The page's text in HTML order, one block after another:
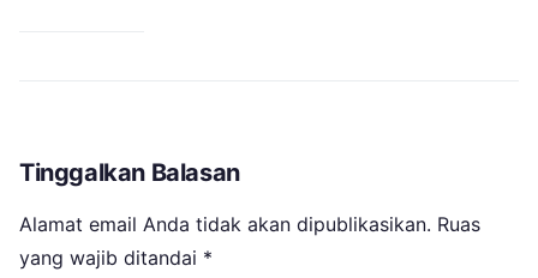
Tinggalkan Balasan
Alamat email Anda tidak akan dipublikasikan. Ruas
yang wajib ditandai *